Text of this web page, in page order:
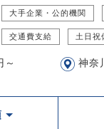
大手企業・公的機関
交通費支給 土日祝
～
神奈